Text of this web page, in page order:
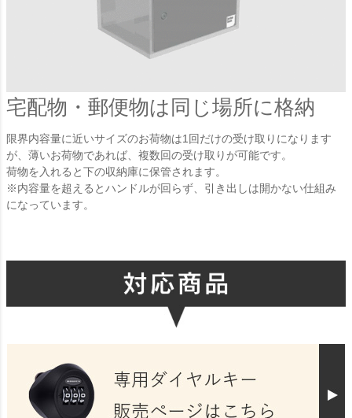
宅配物・郵便物は同じ場所に格納
限界内容量に近いサイズのお荷物は1回だけの受け取りになります
が、薄いお荷物であれば、複数回の受け取りが可能です。
荷物を入れると下の収納庫に保管されます。
※内容量を超えるとハンドルが回らず、引き出しは開かない仕組み
になっています。